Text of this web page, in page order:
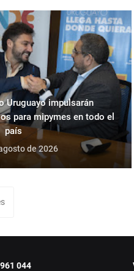
Uruguayo impulsarán
para mipymes en todo el
país
de 2026
044